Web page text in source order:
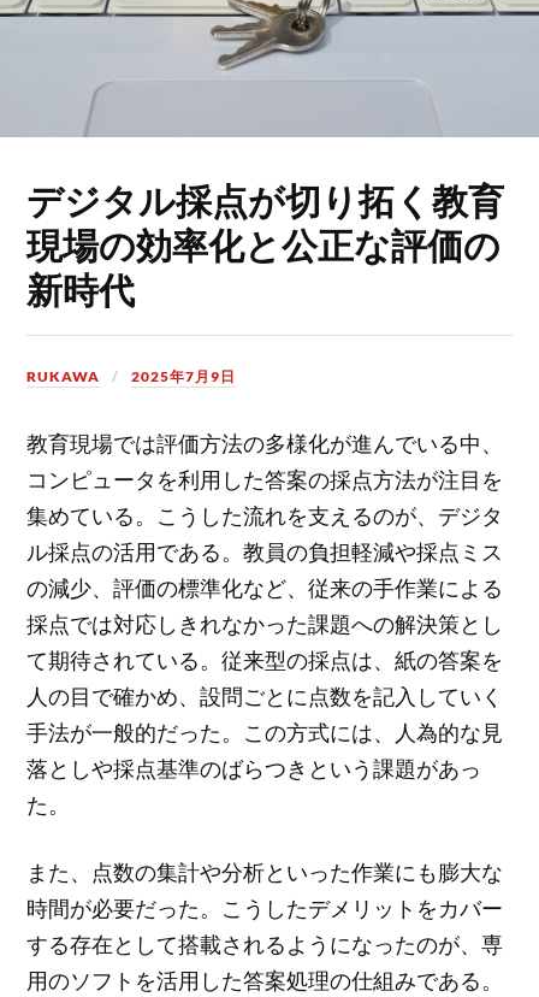
デジタル採点が切り拓く教育
現場の効率化と公正な評価の
新時代
RUKAWA 2025年7月9日
教育現場では評価方法の多様化が進んでいる中、
コンピュータを利用した答案の採点方法が注目を
集めている。 こうした流れを支えるのが、デジタ
ル採点の活用である。教員の負担軽減や採点ミス
の減少、評価の標準化など、従来の手作業による
採点では対応しきれなかった課題への解決策とし
て期待されている。従来型の採点は、紙の答案を
人の目で確かめ、設問ごとに点数を記入していく
手法が一般的だった。この方式には、人為的な見
落としや採点基準のばらつきという課題があっ
た。
また、点数の集計や分析といった作業にも膨大な
時間が必要だった。こうしたデメリットをカバー
する存在として搭載されるようになったのが、専
用のソフトを活用した答案処理の仕組みである。